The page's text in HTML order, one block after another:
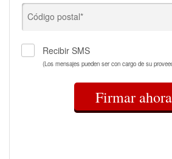
Código postal*
Recibir SMS
(Los mensajes pueden ser con cargo de su
Firmar